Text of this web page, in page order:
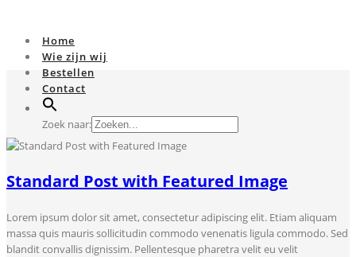
Home
Wie zijn wij
Bestellen
Contact
Zoek naar:
Standard Post with Featured Image
Lorem ipsum dolor sit amet, consectetur adipiscing elit. Etiam aliquam
massa quis mauris sollicitudin commodo venenatis ligula commodo. Sed
blandit convallis dignissim. Pellentesque pharetra velit eu velit